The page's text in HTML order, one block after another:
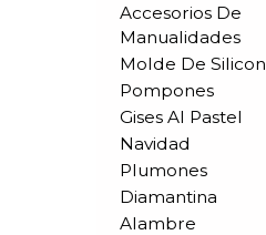
Accesorios De
Manualidades
Molde De Silicon
Pompones
Gises Al Pastel
Navidad
Plumones
Diamantina
Alambre